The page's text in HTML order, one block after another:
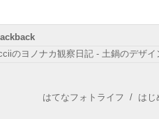
のヨノナカ観察日記 - 土鍋のデザ
はてなフォトライフ / はじ